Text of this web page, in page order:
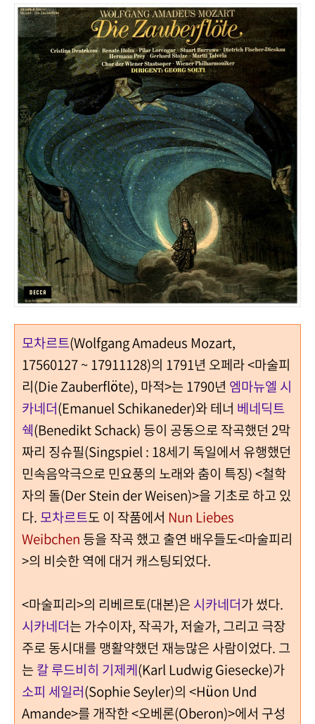
모차르트(Wolfgang Amadeus Mozart,
17560127 ~ 17911128)의 1791년 오페라 <마술피
리(Die Zauberflöte), 마적>는 1790년 엠마뉴엘 시
카네더(Emanuel Schikaneder)와 테너 베네딕트
쉑(Benedikt Schack) 등이 공동으로 작곡했던 2막
짜리 징슈필(Singspiel : 18세기 독일에서 유행했던
민속음악극으로 민요풍의 노래와 춤이 특징) <철학
자의 돌(Der Stein der Weisen)>을 기초로 하고 있
다. 모차르트도 이 작품에서 Nun Liebes
Weibchen 등을 작곡 했고 출연 배우들도<마술피리
>의 비슷한 역에 대거 캐스팅되었다.
<마술피리>의 리베르토(대본)은 시카네더가 썼다.
시카네더는 가수이자, 작곡가, 저술가, 그리고 극장
주로 동시대를 맹활약했던 재능많은 사람이었다. 그
는 칼 루드비히 기제케(Karl Ludwig Giesecke)가
소피 세일러(Sophie Seyler)의 <Hüon Und
Amande>를 개작한 <오베론(Oberon)>에서 구성